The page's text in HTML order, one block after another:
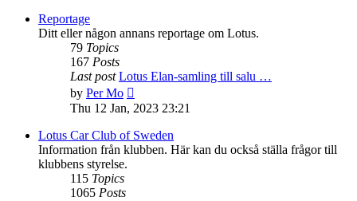
Reportage
Ditt eller någon annans reportage om Lotus.
79 Topics
167 Posts
Last post Lotus Elan-samling till salu …
by Per Mo
the
post
Thu 12 Jan, 2023 23:21
Lotus Car Club of Sweden
Information från klubben. Här kan du också ställa frågor till
klubbens styrelse.
115 Topics
1065 Posts